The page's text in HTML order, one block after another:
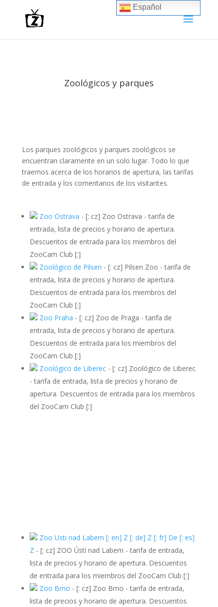
Zoológicos y parques
Los parques zoológicos y parques zoológicos se
encuentran claramente en un solo lugar. Todo lo que
traemos acerca de los horarios de apertura, las tarifas
de entrada y los comentarios de los visitantes.
Zoo Ostrava - [: cz] Zoo Ostrava - tarifa de
entrada, lista de precios y horario de apertura.
Descuentos de entrada para los miembros del
ZooCam Club [:]
Zoológico de Pilsen - [: cz] Pilsen Zoo - tarifa de
entrada, lista de precios y horario de apertura.
Descuentos de entrada para los miembros del
ZooCam Club [:]
Zoo Praha - [: cz] Zoo de Praga - tarifa de
entrada, lista de precios y horario de apertura.
Descuentos de entrada para los miembros del
ZooCam Club [:]
Zoológico de Liberec - [: cz] Zoológico de Liberec
- tarifa de entrada, lista de precios y horario de
apertura. Descuentos de entrada para los miembros
del ZooCam Club [:]
Zoo Usti nad Labem [: en] Z [: de] Z [: fr] De [: es]
Z - [: cz] ZOO Ústí nad Labem - tarifa de entrada,
lista de precios y horario de apertura. Descuentos
de entrada para los miembros del ZooCam Club [:]
Zoo Brno - [: cz] Zoo Brno - tarifa de entrada,
lista de precios y horario de apertura. Descuentos
Español